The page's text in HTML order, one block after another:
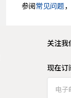
参阅常见问题
关注我
现在订